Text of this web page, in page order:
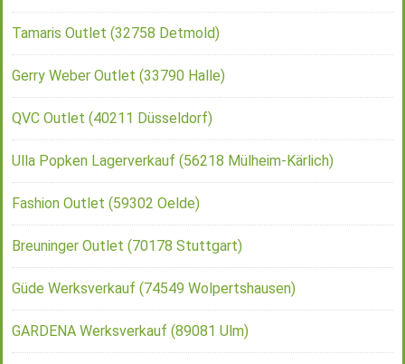
Tamaris Outlet (32758 Detmold)
Gerry Weber Outlet (33790 Halle)
QVC Outlet (40211 Düsseldorf)
Ulla Popken Lagerverkauf (56218 Mülheim-Kärlich)
Fashion Outlet (59302 Oelde)
Breuninger Outlet (70178 Stuttgart)
Güde Werksverkauf (74549 Wolpertshausen)
GARDENA Werksverkauf (89081 Ulm)